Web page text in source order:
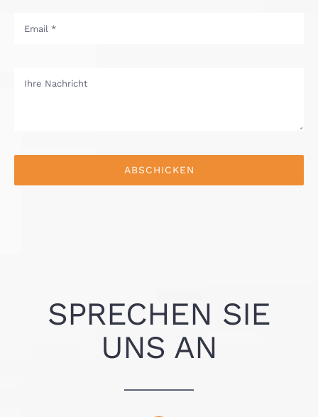
ABSCHICKEN
SPRECHEN SIE
UNS AN